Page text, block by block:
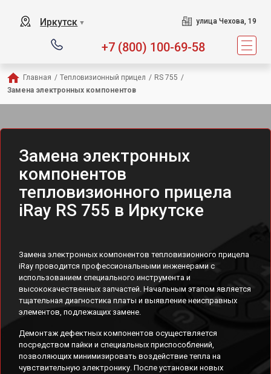
Иркутск ▼ улица Чехова, 19
+7 (800) 100-69-58
Главная / Тепловизионный прицел / RS 755 /
Замена электронных компонентов
Замена электронных
компонентов
тепловизионного прицела
iRay RS 755 в Иркутске
Замена электронных компонентов тепловизионного прицела
iRay проводится профессиональными инженерами с
использованием специального инструмента и
высококачественных запчастей. Начальным этапом является
тщательная диагностика платы и выявление неисправных
элементов, подлежащих замене.
Демонтаж дефектных компонентов осуществляется
посредством пайки и специальных приспособлений,
позволяющих минимизировать воздействие тепла на
чувствительную электронику. После установки новых